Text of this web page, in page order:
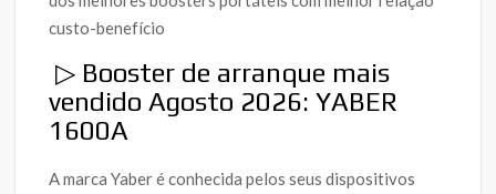
custo-benefício
▷ Booster de arranque mais
vendido Agosto 2026: YABER
1600A
A marca Yaber é conhecida pelos seus dispositivos